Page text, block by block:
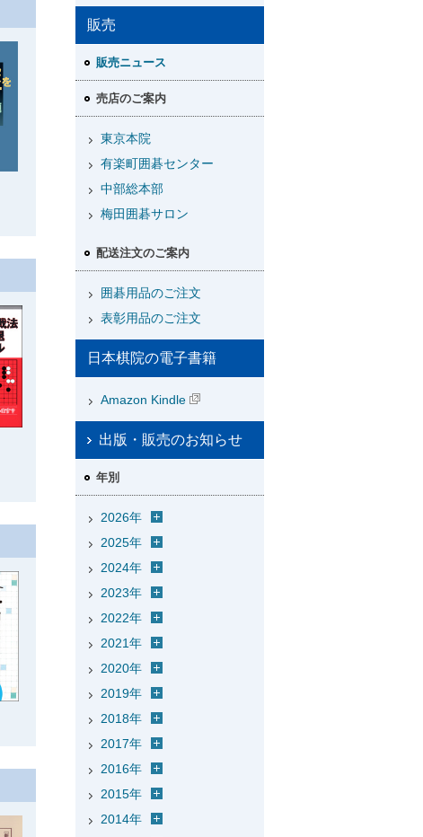
販売
販売ニュース
売店のご案内
東京本院
有楽町囲碁センター
中部総本部
梅田囲碁サロン
配送注文のご案内
囲碁用品のご注文
表彰用品のご注文
日本棋院の電子書籍
Amazon Kindle
出版・販売のお知らせ
年別
2026年
2025年
2024年
2023年
2022年
2021年
2020年
2019年
2018年
2017年
2016年
2015年
2014年